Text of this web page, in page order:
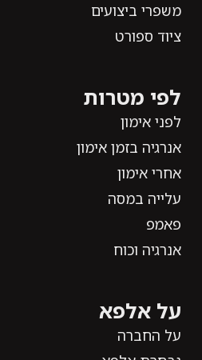
משפרי ביצועים
ציוד ספורט
לפי מטרות
לפני אימון
אנרגיה בזמן אימון
אחרי אימון
עלייה במסה
פאמפ
אנרגיה וכוח
על אלפא
על החברה